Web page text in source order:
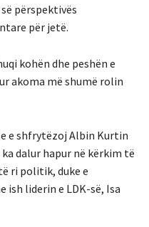
përspektivës
për jetë.
kohën dhe peshën e
akoma më shumë rolin
e shfrytëzoj Albin Kurtin
dalur hapur në kërkim të
ri politik, duke e
liderin e LDK-së, Isa